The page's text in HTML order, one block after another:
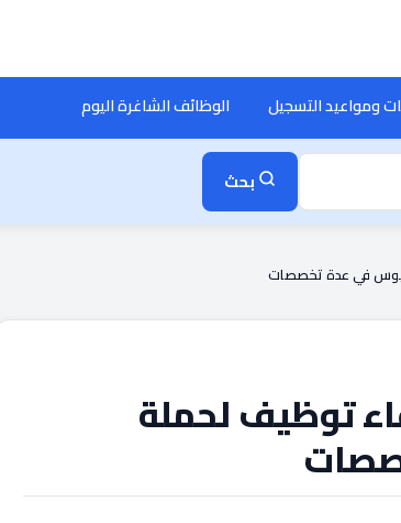
ومواعيد التسجيل الوظائف الشاغرة اليوم
بحث
في عدة تخصصات
توظيف لحملة